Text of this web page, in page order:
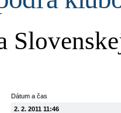
Dátum a čas
2. 2. 2011 11:46